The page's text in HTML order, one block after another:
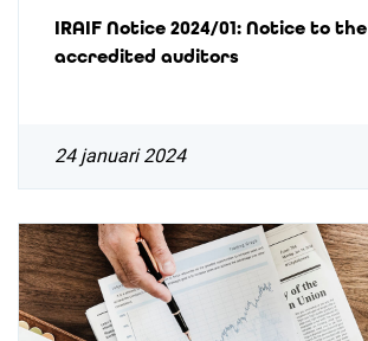
IRAIF Notice 2024/01: Notice to the
accredited auditors
24 januari 2024